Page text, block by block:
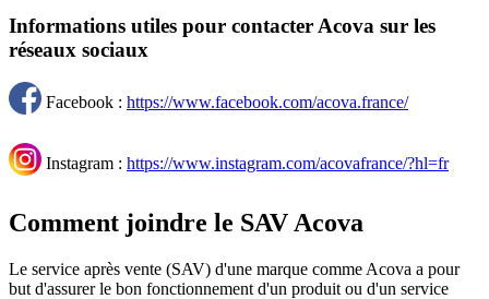
Informations utiles pour contacter Acova sur les
réseaux sociaux
Facebook : https://www.facebook.com/acova.france/
Instagram : https://www.instagram.com/acovafrance/?hl=fr
Comment joindre le SAV Acova
Le service après vente (SAV) d'une marque comme Acova a pour
but d'assurer le bon fonctionnement d'un produit ou d'un service